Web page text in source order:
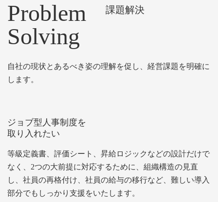
Problem
Solving
課題解決
自社の現状とあるべき姿の理解を促し、経営課題を明確に
します。
ジョブ型人事制度を
取り入れたい
等級定義書、評価シート、昇給ロジックなどの設計だけで
なく、2つの大前提に対応するために、組織構造の見直
し、社員の再格付け、社員の給与の移行など、難しい導入
部分でもしっかり支援をいたします。